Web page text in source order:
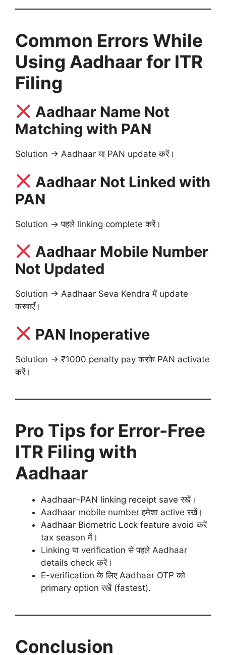
Common Errors While
Using Aadhaar for ITR
Filing
Aadhaar Name Not
Matching with PAN
Solution → Aadhaar या PAN update करें।
Aadhaar Not Linked with
PAN
Solution → पहले linking complete करें।
Aadhaar Mobile Number
Not Updated
Solution → Aadhaar Seva Kendra में update
करवाएँ।
PAN Inoperative
Solution → ₹1000 penalty pay करके PAN activate
करें।
Pro Tips for Error-Free
ITR Filing with
Aadhaar
Aadhaar–PAN linking receipt save रखें।
Aadhaar mobile number हमेशा active रखें।
Aadhaar Biometric Lock feature avoid करें
tax season में।
Linking या verification से पहले Aadhaar
details check करें।
E-verification के लिए Aadhaar OTP को
primary option रखें (fastest).
Conclusion